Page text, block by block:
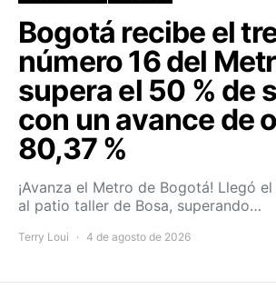
Bogotá recibe el
número 16 del
supera el 50 % de
con un avance de
80,37 %
¡Avanza el Metro de Bogotá! Llegó
al patio taller de Bosa, superando…
Terry Loui 4 de agosto de 2026